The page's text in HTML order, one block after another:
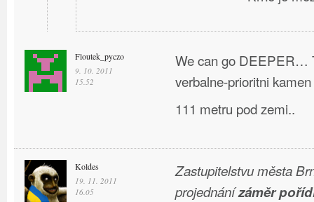
Floutek_pyczo
9. 10. 2011
15.52
We can go DEEPER…
verbalne-prioritni
111 metru pod zemi..
Koldes
19. 11. 2011
16.05
Zastupitelstvu města
projednánízáměr